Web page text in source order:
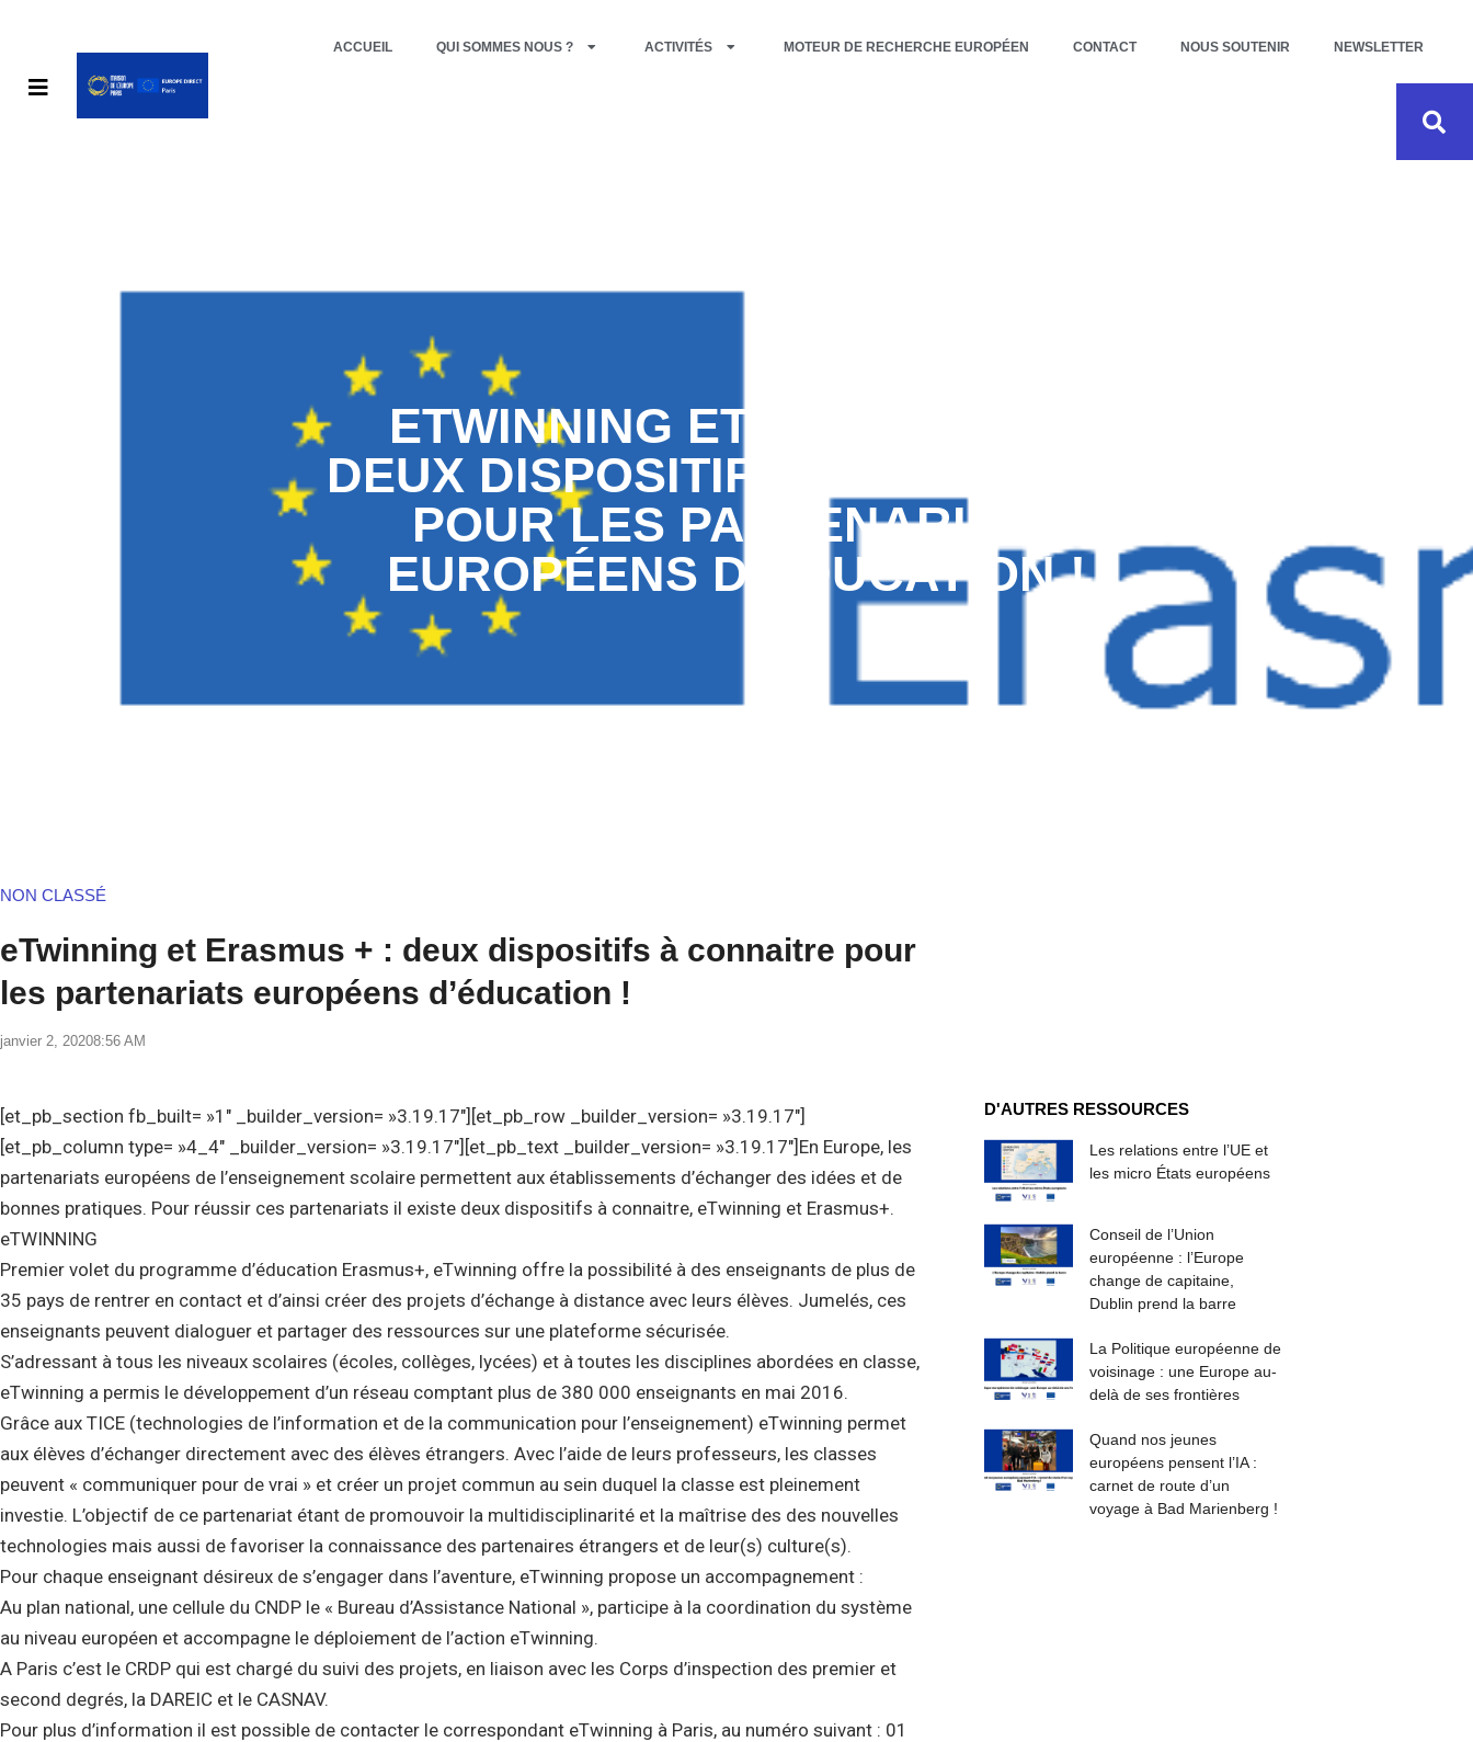
ACCUEIL QUI SOMMES NOUS ? ACTIVITÉS MOTEUR DE RECHERCHE EUROPÉEN CONTACT NOUS SOUTENIR NEWSLETTER
ETWINNING ET ERASMUS + :
DEUX DISPOSITIFS À CONNAITRE
POUR LES PARTENARIATS
EUROPÉENS D’ÉDUCATION !
NON CLASSÉ
eTwinning et Erasmus + : deux dispositifs à connaitre pour
les partenariats européens d’éducation !
janvier 2, 20208:56 AM
[et_pb_section fb_built= »1″ _builder_version= »3.19.17″][et_pb_row _builder_version= »3.19.17″]
[et_pb_column type= »4_4″ _builder_version= »3.19.17″][et_pb_text _builder_version= »3.19.17″]En Europe, les
partenariats européens de l’enseignement scolaire permettent aux établissements d’échanger des idées et de
bonnes pratiques. Pour réussir ces partenariats il existe deux dispositifs à connaitre, eTwinning et Erasmus+.
eTWINNING
Premier volet du programme d’éducation Erasmus+, eTwinning offre la possibilité à des enseignants de plus de
35 pays de rentrer en contact et d’ainsi créer des projets d’échange à distance avec leurs élèves. Jumelés, ces
enseignants peuvent dialoguer et partager des ressources sur une plateforme sécurisée.
S’adressant à tous les niveaux scolaires (écoles, collèges, lycées) et à toutes les disciplines abordées en classe,
eTwinning a permis le développement d’un réseau comptant plus de 380 000 enseignants en mai 2016.
Grâce aux TICE (technologies de l’information et de la communication pour l’enseignement) eTwinning permet
aux élèves d’échanger directement avec des élèves étrangers. Avec l’aide de leurs professeurs, les classes
peuvent « communiquer pour de vrai » et créer un projet commun au sein duquel la classe est pleinement
investie. L’objectif de ce partenariat étant de promouvoir la multidisciplinarité et la maîtrise des des nouvelles
technologies mais aussi de favoriser la connaissance des partenaires étrangers et de leur(s) culture(s).
Pour chaque enseignant désireux de s’engager dans l’aventure, eTwinning propose un accompagnement :
Au plan national, une cellule du CNDP le « Bureau d’Assistance National », participe à la coordination du système
au niveau européen et accompagne le déploiement de l’action eTwinning.
A Paris c’est le CRDP qui est chargé du suivi des projets, en liaison avec les Corps d’inspection des premier et
second degrés, la DAREIC et le CASNAV.
Pour plus d’information il est possible de contacter le correspondant eTwinning à Paris, au numéro suivant : 01
D'AUTRES RESSOURCES
Les relations entre l’UE et
les micro États européens
Conseil de l’Union
européenne : l’Europe
change de capitaine,
Dublin prend la barre
La Politique européenne de
voisinage : une Europe au-
delà de ses frontières
Quand nos jeunes
européens pensent l’IA :
carnet de route d’un
voyage à Bad Marienberg !